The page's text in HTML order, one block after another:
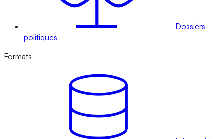
Dossiers
politiques
Formats